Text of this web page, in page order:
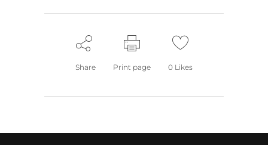
Share Print page 0 Likes